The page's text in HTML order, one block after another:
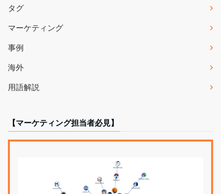
タグ
マーケティング
事例
海外
用語解説
【マーケティング担当者必見】